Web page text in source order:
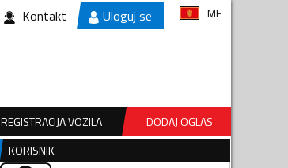
Kontakt Uloguj se ME
REGISTRACIJA VOZILA
DODAJ OGLAS
KORISNIK